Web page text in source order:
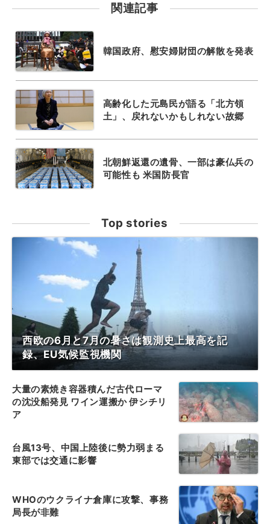
関連記事
韓国政府、慰安婦財団の解散を発表
高齢化した元島民が語る「北方領
土」、戻れないかもしれない故郷
北朝鮮返還の遺骨、一部は豪仏兵の
可能性も 米国防長官
Top stories
西欧の6月と7月の暑さは観測史上最高を記
録、EU気候監視機関
大量の素焼き容器積んだ古代ローマ
の沈没船発見 ワイン運搬か 伊シチリ
ア
台風13号、中国上陸後に勢力弱まる
東部では交通に影響
WHOのウクライナ倉庫に攻撃、事務
局長が非難